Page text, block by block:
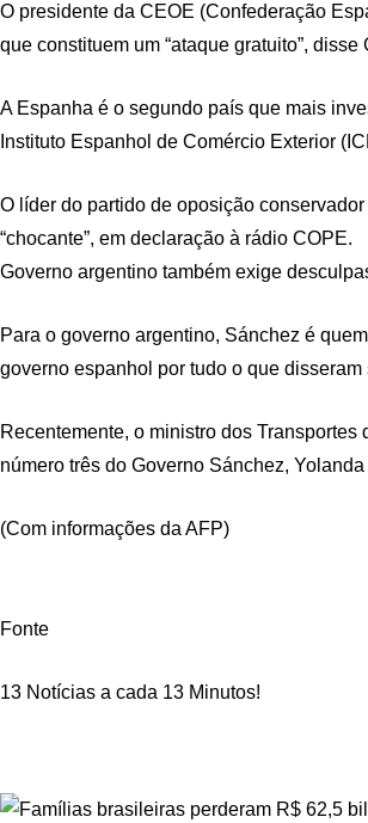
O presidente da CEOE (Confederação
que constituem um “ataque gratuito”,
A Espanha é o segundo país que mais
Instituto Espanhol de Comércio Exterior
O líder do partido de oposição
“chocante”, em declaração à rádio COPE.
Governo argentino também exige
Para o governo argentino, Sánchez é
governo espanhol por tudo o que
Recentemente, o ministro dos
número três do Governo Sánchez,
(Com informações da AFP)
Fonte
13 Notícias a cada 13 Minutos!